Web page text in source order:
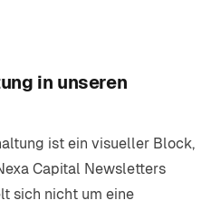
in unseren
ist ein visueller Block,
Capital Newsletters
sich nicht um eine